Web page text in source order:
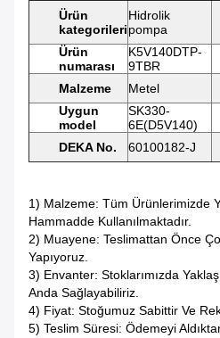
Ürün
kategorileri
Hidrolik
pompa
Ürün
numarası
K5V140DTP-
9TBR
Malzeme Metel
Uygun
model
SK330-
6E(D5V140)
DEKA No. 60100182-J
1) Malzeme: Tüm Ürünlerimizde
Hammadde Kullanılmaktadır.
2) Muayene: Teslimattan Önce
Yapıyoruz.
3) Envanter: Stoklarımızda
Anda Sağlayabiliriz.
4) Fiyat: Stoğumuz Sabittir Ve
5) Teslim Süresi: Ödemeyi